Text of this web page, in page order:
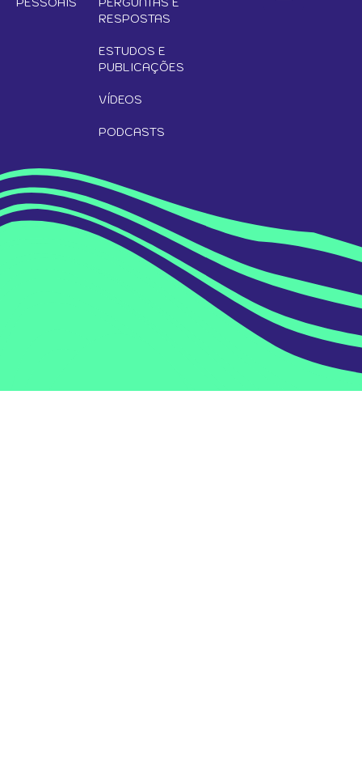
RESPOSTAS
ESTUDOS E
PUBLICAÇÕES
VÍDEOS
PODCASTS